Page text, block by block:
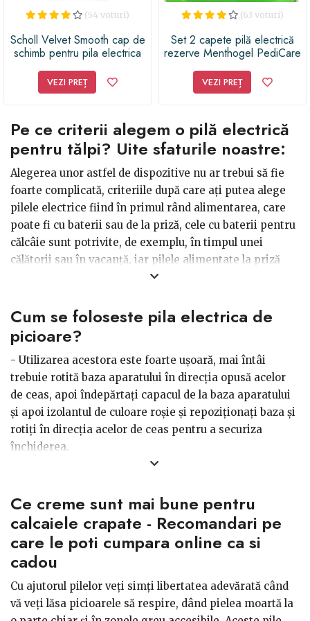
(54 voturi)
Scholl Velvet Smooth cap de
schimb pentru pila electrica
VEZI PREȚ
(63 voturi)
Set 2 capete pilă electrică
rezerve Menthogel PediCare
VEZI PREȚ
Pe ce criterii alegem o pilă electrică
pentru tălpi? Uite sfaturile noastre:
Alegerea unor astfel de dispozitive nu ar trebui să fie
foarte complicată, criteriile după care ați putea alege
pilele electrice fiind în primul rând alimentarea, care
poate fi cu baterii sau de la priză, cele cu baterii pentru
călcâie sunt potrivite, de exemplu, în timpul unei
călătorii sau în vacanță, iar pilele alimentate la priză
funcționează oriunde aveți curent electric.
Un alt criteriu după care puteți selecta un asemenea
produs sunt accesoriile, deoarece este mult mai simplu
atunci când avem toate accesoriile necesare pentru
utilizare incluse, nefiind nevoie a le căuta pe acelea
care se potrivesc doar acelui dispozitiv, economisind
timp și chiar bani. Un alt criteriu esențial este modul de
utilizare a pilelor electrice, dacă ne dorimo utilizare
udă sau uscată.
Cum se foloseste pila electrica de
picioare?
- Utilizarea acestora este foarte ușoară, mai întâi
trebuie rotită baza aparatului în direcția opusă acelor
de ceas, apoi îndepărtați capacul de la baza aparatului
și apoi izolantul de culoare roșie și repoziționați baza și
rotiți în direcția acelor de ceas pentru a securiza
închiderea.
- Porniţi aparatul prin rotirea cercului argintiu către
către zona cu piele îngroşată a tălpilor, - apoi verificaţi
dacă pielea este suficient de catifelată și închideţi
aparatul prin rotirea cercului argintiu către dreapta.
- Tot ce mai rămâne să faceți este să curățați și uscați
complet piciorul și să aplicați o loţiune hidratantă şi să
masaţi pielea.
Ce creme sunt mai bune pentru
calcaiele crapate - Recomandari pe
care le poti cumpara online ca si
cadou
Cu ajutorul pilelor veți simți libertatea adevărată când
vă veți lăsa picioarele să respire, dând pielea moartă la